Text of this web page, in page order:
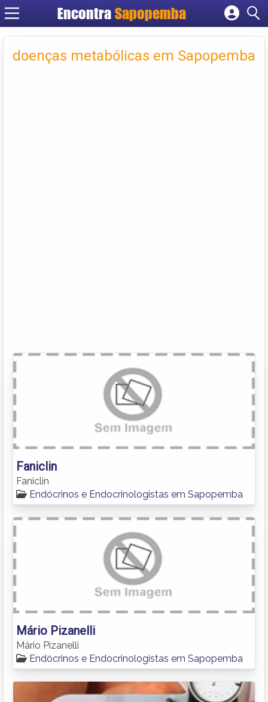
Encontra Sapopemba
Cadastrar empresa
Criar conta
doenças metabólicas em Sapopemba
Faniclin
Faniclin
Endócrinos e Endocrinologistas em Sapopemba
Mário Pizanelli
Mário Pizanelli
Endócrinos e Endocrinologistas em Sapopemba